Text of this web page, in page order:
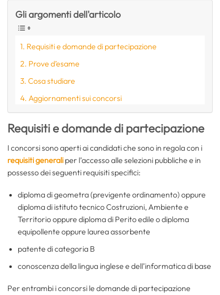
Gli argomenti dell'articolo
Requisiti e domande di partecipazione
Prove d’esame
Cosa studiare
Aggiornamenti sui concorsi
Requisiti e domande di partecipazione
I concorsi sono aperti ai candidati che sono in regola con i
requisiti generali per l’accesso alle selezioni pubbliche e in
possesso dei seguenti requisiti specifici:
diploma di geometra (previgente ordinamento) oppure
diploma di istituto tecnico Costruzioni, Ambiente e
Territorio oppure diploma di Perito edile o diploma
equipollente oppure laurea assorbente
patente di categoria B
conoscenza della lingua inglese e dell’informatica di base
Per entrambi i concorsi le domande di partecipazione